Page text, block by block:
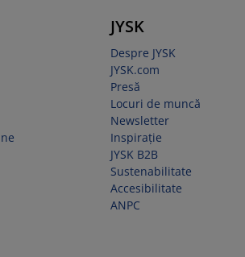
JYSK
Despre JYSK
JYSK.com
Presă
Locuri de muncă
Newsletter
Inspirație
JYSK B2B
Sustenabilitate
Accesibilitate
ANPC